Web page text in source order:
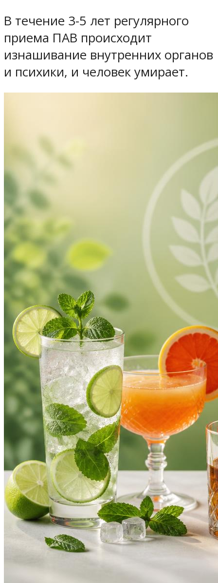
В течение 3-5 лет регулярного
приема ПАВ происходит
изнашивание внутренних органов
и психики, и человек умирает.